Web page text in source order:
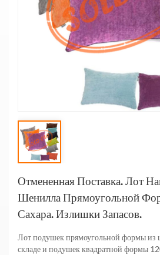
Отмененная Поставка. Лот
Шенилла Прямоугольной
Сахара. Излишки Запасов.
Лот подушек прямоугольной формы
складе и подушек квадратной формы